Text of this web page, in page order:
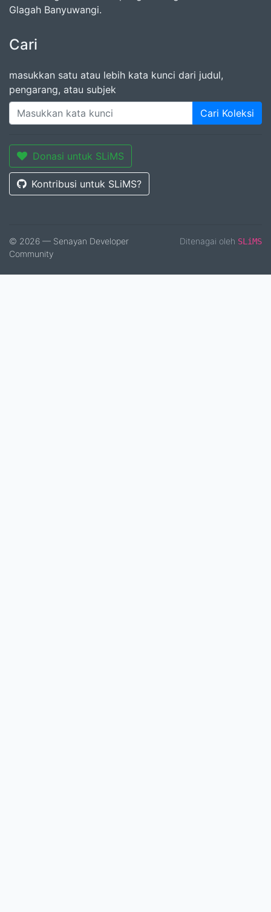
Glagah Banyuwangi.
Cari
masukkan satu atau lebih kata kunci dari judul,
pengarang, atau subjek
Cari Koleksi
Donasi untuk SLiMS
Kontribusi untuk SLiMS?
© 2026 — Senayan Developer
Community
Ditenagai oleh SLiMS